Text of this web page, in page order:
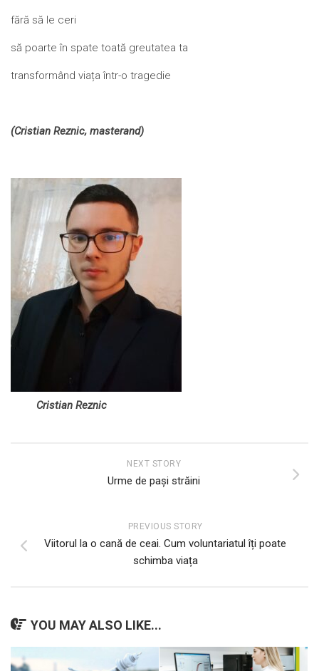
fără să le ceri
să poarte în spate toată greutatea ta
transformând viața într-o tragedie
(Cristian Reznic, masterand)
Cristian Reznic
NEXT STORY
Urme de pași străini
PREVIOUS STORY
Viitorul la o cană de ceai. Cum voluntariatul îți poate
schimba viața
YOU MAY ALSO LIKE...